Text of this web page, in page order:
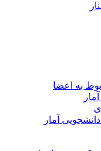
به اعضا
آمار